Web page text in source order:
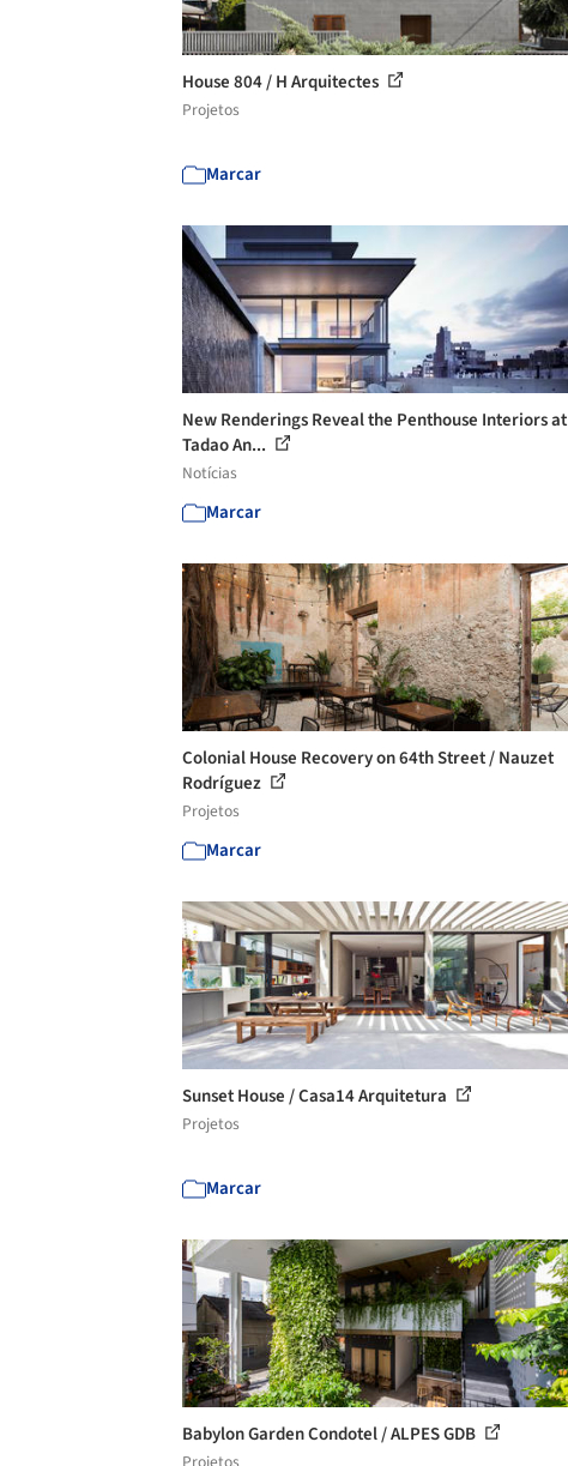
House 804 / H Arquitectes
Projetos
Marcar
New Renderings Reveal the Penthouse Interiors at
Tadao An...
Notícias
Marcar
Colonial House Recovery on 64th Street / Nauzet
Rodríguez
Projetos
Marcar
Sunset House / Casa14 Arquitetura
Projetos
Marcar
Babylon Garden Condotel / ALPES GDB